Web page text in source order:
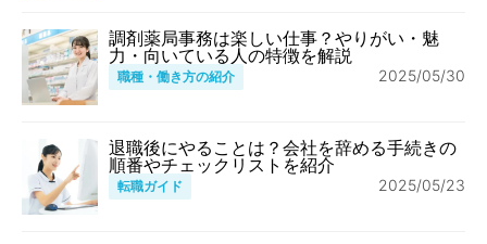
調剤薬局事務は楽しい仕事？やりがい・魅
力・向いている人の特徴を解説
職種・働き方の紹介 2025/05/30
退職後にやることは？会社を辞める手続きの
順番やチェックリストを紹介
転職ガイド 2025/05/23